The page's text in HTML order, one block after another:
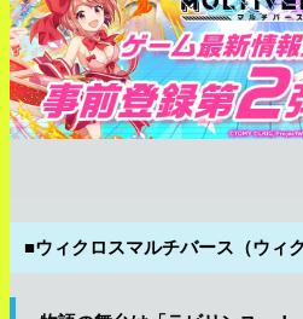
■ウィクロスマルチバース（ウィ